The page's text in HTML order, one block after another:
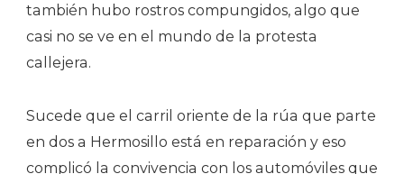
también hubo rostros compungidos, algo que
casi no se ve en el mundo de la protesta
callejera.
Sucede que el carril oriente de la rúa que parte
en dos a Hermosillo está en reparación y eso
complicó la convivencia con los automóviles que